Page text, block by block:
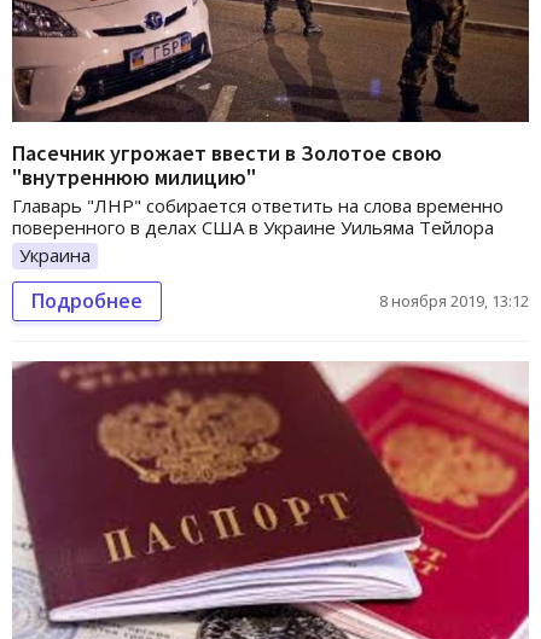
Пасечник угрожает ввести в Золотое свою
"внутреннюю милицию"
Главарь "ЛНР" собирается ответить на слова временно
поверенного в делах США в Украине Уильяма Тейлора
Украина
Подробнее 8 ноября 2019, 13:12